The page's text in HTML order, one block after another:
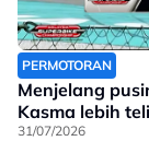
PERMOTORAN
Menjelang
Kasma lebih
31/07/2026